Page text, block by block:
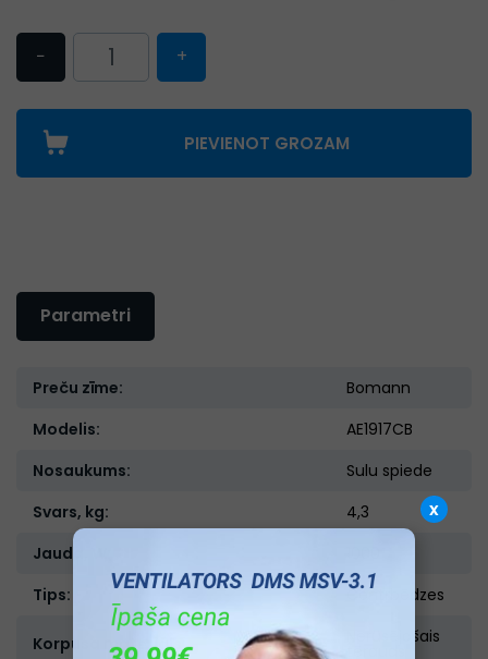
− +
PIEVIENOT GROZAM
Parametri
Preču zīme:
Bomann
Modelis:
AE1917CB
Nosaukums:
Sulu spiede
Svars, kg:
4,3
Jauda, W:
Tips:
Centrbēdzes
Korpusa materiāls: Nerūsējošais
x